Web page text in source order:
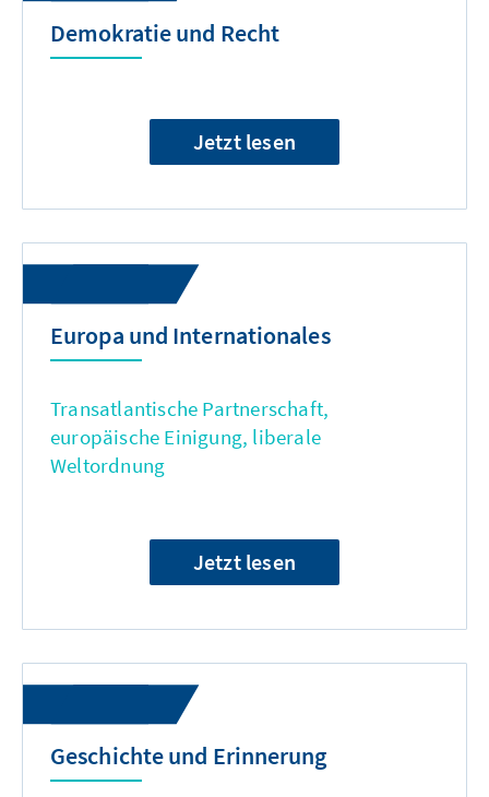
Demokratie und Recht
Jetzt lesen
Europa und Internationales
Transatlantische Partnerschaft,
europäische Einigung, liberale
Weltordnung
Jetzt lesen
Geschichte und Erinnerung